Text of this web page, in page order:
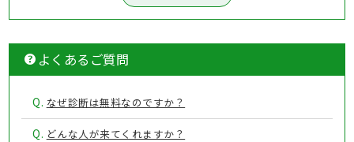
よくあるご質問
Q. なぜ診断は無料なのですか？
Q. どんな人が来てくれますか？